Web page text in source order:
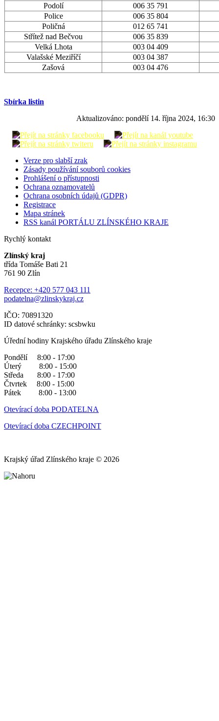
Podolí
006 35 791
Police
006 35 804
Poličná
012 65 741
Střítež nad Bečvou
006 35 839
Velká Lhota
003 04 409
Valašské Meziříčí
003 04 387
Zašová
003 04 476
Sbírka listin
Aktualizováno: pondělí 14. října 2024, 16:30
Verze pro slabší zrak
Zásady používání souborů cookies
Prohlášení o přístupnosti
Ochrana oznamovatelů
Ochrana osobních údajů (GDPR)
Registrace
Mapa stránek
RSS kanál PORTÁLU ZLÍNSKÉHO KRAJE
Rychlý kontakt
Zlínský kraj
třída Tomáše Bati 21
761 90 Zlín
Recepce: +420 577 043 111
podatelna@zlinskykraj.cz
IČO: 70891320
ID datové schránky: scsbwku
Úřední hodiny Krajského úřadu Zlínského kraje
Pondělí 8:00 - 17:00
Úterý 8:00 - 15:00
Středa 8:00 - 17:00
Čtvrtek 8:00 - 15:00
Pátek 8:00 - 13:00
Otevírací doba PODATELNA
Otevírací doba CZECHPOINT
Krajský úřad Zlínského kraje © 2026